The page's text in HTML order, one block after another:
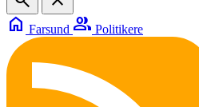
home Farsund group Politikere